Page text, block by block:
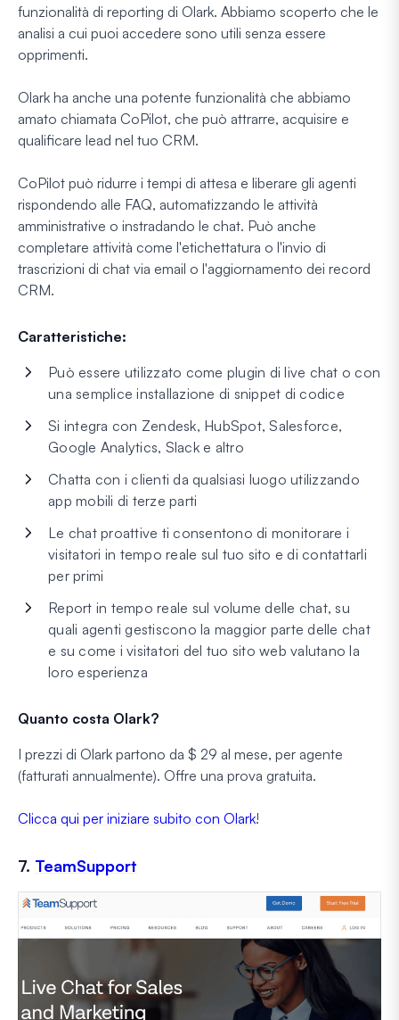
funzionalità di reporting di Olark. Abbiamo scoperto che le
analisi a cui puoi accedere sono utili senza essere
opprimenti.
Olark ha anche una potente funzionalità che abbiamo
amato chiamata CoPilot, che può attrarre, acquisire e
qualificare lead nel tuo CRM.
CoPilot può ridurre i tempi di attesa e liberare gli agenti
rispondendo alle FAQ, automatizzando le attività
amministrative o instradando le chat. Può anche
completare attività come l'etichettatura o l'invio di
trascrizioni di chat via email o l'aggiornamento dei record
CRM.
Caratteristiche:
Può essere utilizzato come plugin di live chat o con
una semplice installazione di snippet di codice
Si integra con Zendesk, HubSpot, Salesforce,
Google Analytics, Slack e altro
Chatta con i clienti da qualsiasi luogo utilizzando
app mobili di terze parti
Le chat proattive ti consentono di monitorare i
visitatori in tempo reale sul tuo sito e di contattarli
per primi
Report in tempo reale sul volume delle chat, su
quali agenti gestiscono la maggior parte delle chat
e su come i visitatori del tuo sito web valutano la
loro esperienza
Quanto costa Olark?
I prezzi di Olark partono da $ 29 al mese, per agente
(fatturati annualmente). Offre una prova gratuita.
Clicca qui per iniziare subito con Olark!
7. TeamSupport